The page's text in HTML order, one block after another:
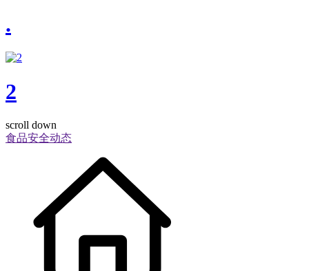
.
2
scroll down
食品安全动态